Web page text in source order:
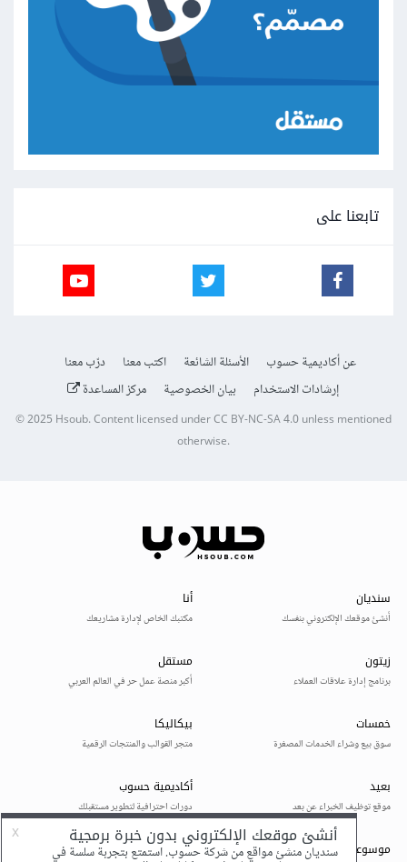
تابعنا على
عن أكاديمية حسوب الأسئلة الشائعة اكتب معنا
درّب معنا
إرشادات الاستخدام
بيان الخصوصية مركز المساعدة
© 2025Hsoub.Content licensed underCC BY-NC-SA 4.0unless mentioned
otherwise.